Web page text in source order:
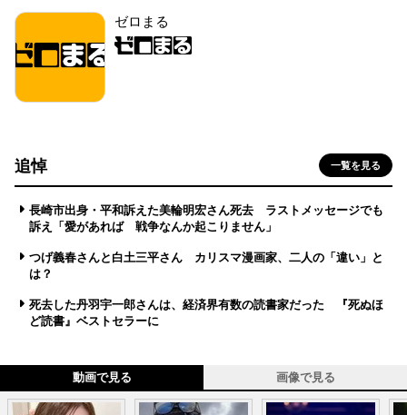
ゼロまる
追悼 一覧を見る
長崎市出身・平和訴えた美輪明宏さん死去 ラストメッセージでも
訴え「愛があれば 戦争なんか起こりません」
つげ義春さんと白土三平さん カリスマ漫画家、二人の「違い」と
は？
死去した丹羽宇一郎さんは、経済界有数の読書家だった 『死ぬほ
ど読書』ベストセラーに
動画で見る 画像で見る